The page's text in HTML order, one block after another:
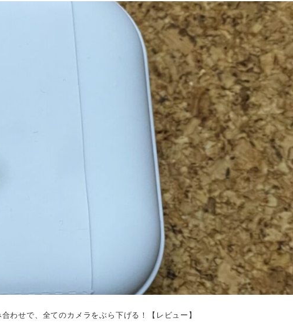
わせで、全てのカメラをぶら下げる！【レビュー】